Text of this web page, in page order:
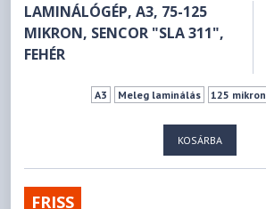
LAMINÁLÓGÉP, A3, 75-125
MIKRON, SENCOR "SLA 311",
FEHÉR
A3 Meleg laminálás 125 mikron
KOSÁRBA
FRISS